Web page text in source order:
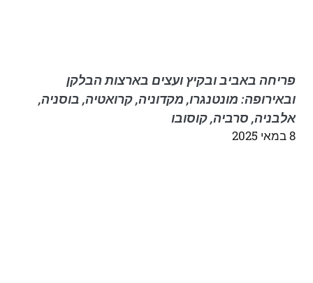
פריחה באביב ובקיץ ועצים בארצות הבלקן
ובאירופה: מונטנגרו, מקדוניה, קרואטיה, בוסניה,
אלבניה, סרביה, קוסובו
8 במאי 2025